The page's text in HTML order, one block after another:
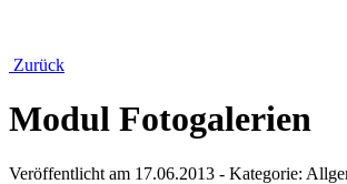
Zurück
Modul Fotogalerien
Veröffentlicht am 17.06.2013 - Kategorie: